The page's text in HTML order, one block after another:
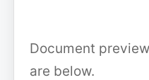
Document
are below.